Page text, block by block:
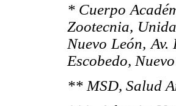
* Cuerpo
Zootecnia,
Nuevo León,
Escobedo,
** MSD, Salud